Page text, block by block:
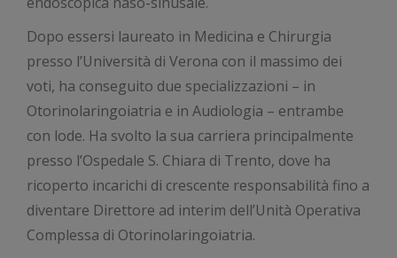
Dopo essersi laureato in Medicina e Chirurgia
presso l’Università di Verona con il massimo dei
voti, ha conseguito due specializzazioni – in
Otorinolaringoiatria e in Audiologia – entrambe
con lode. Ha svolto la sua carriera principalmente
presso l’Ospedale S. Chiara di Trento, dove ha
ricoperto incarichi di crescente responsabilità fino a
diventare Direttore ad interim dell’Unità Operativa
Complessa di Otorinolaringoiatria.